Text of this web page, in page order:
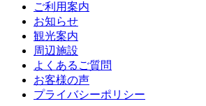
ご利用案内
お知らせ
観光案内
周辺施設
よくあるご質問
お客様の声
プライバシーポリシー